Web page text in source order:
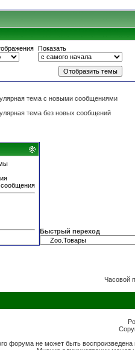
Показать
тема с новыми сообщениями
тема без новых сообщений
сообщения
Быстрый переход
Часовой
форума не может быть